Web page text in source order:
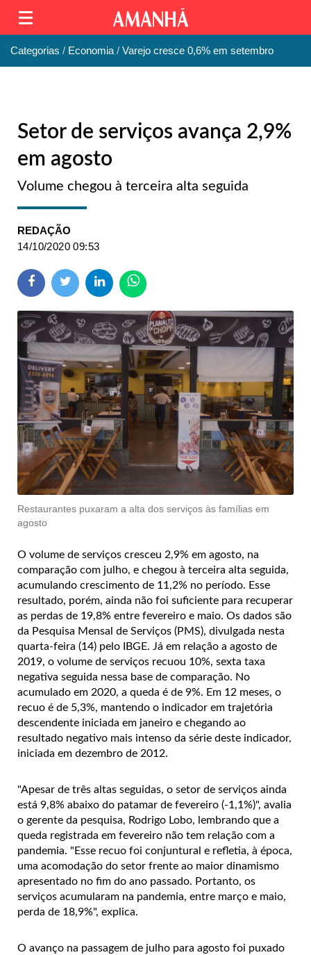
Categorias Economia Varejo cresce 0,6% em setembro
Setor de serviços avança 2,9%
em agosto
Volume chegou à terceira alta seguida
REDAÇÃO
14/10/2020 09:53
Restaurantes puxaram a alta dos serviços às famílias em
agosto
O volume de serviços cresceu 2,9% em agosto, na
comparação com julho, e chegou à terceira alta seguida,
acumulando crescimento de 11,2% no período. Esse
resultado, porém, ainda não foi suficiente para recuperar
as perdas de 19,8% entre fevereiro e maio. Os dados são
da Pesquisa Mensal de Serviços (PMS), divulgada nesta
quarta-feira (14) pelo IBGE. Já em relação a agosto de
2019, o volume de serviços recuou 10%, sexta taxa
negativa seguida nessa base de comparação. No
acumulado em 2020, a queda é de 9%. Em 12 meses, o
recuo é de 5,3%, mantendo o indicador em trajetória
descendente iniciada em janeiro e chegando ao
resultado negativo mais intenso da série deste indicador,
iniciada em dezembro de 2012.
"Apesar de três altas seguidas, o setor de serviços ainda
está 9,8% abaixo do patamar de fevereiro (-1,1%)", avalia
o gerente da pesquisa, Rodrigo Lobo, lembrando que a
queda registrada em fevereiro não tem relação com a
pandemia. "Esse recuo foi conjuntural e refletia, à época,
uma acomodação do setor frente ao maior dinamismo
apresentado no fim do ano passado. Portanto, os
serviços acumularam na pandemia, entre março e maio,
perda de 18,9%", explica.
O avanço na passagem de julho para agosto foi puxado